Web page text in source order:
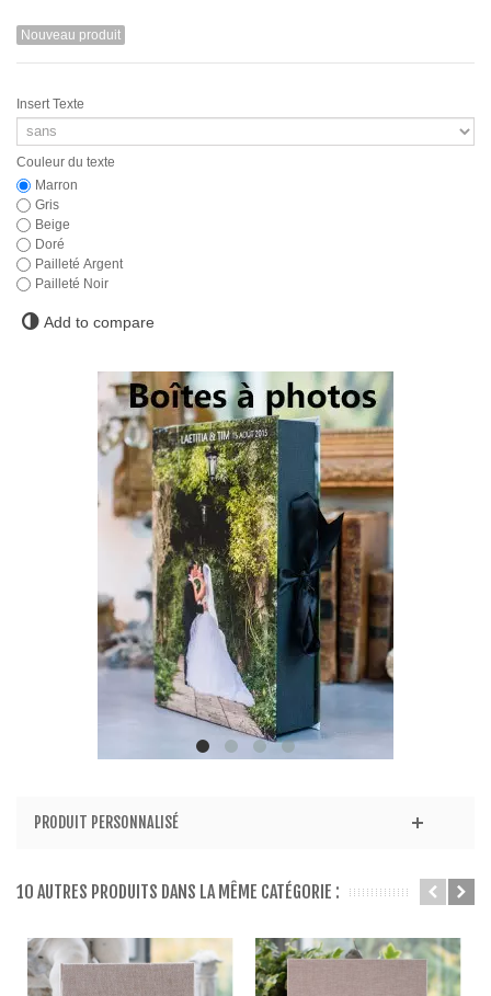
Nouveau produit
Insert Texte
Couleur du texte
Marron
Gris
Beige
Doré
Pailleté Argent
Pailleté Noir
Add to compare
PRODUIT PERSONNALISÉ
10 AUTRES PRODUITS DANS LA MÊME CATÉGORIE :